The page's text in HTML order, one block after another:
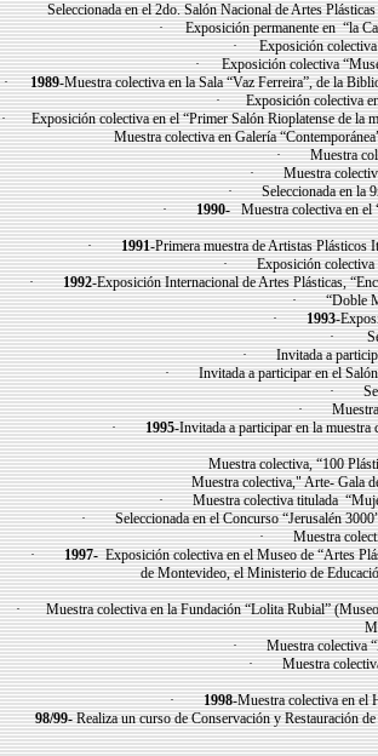
Seleccionada en el 2do. Salón Nacional de Artes
· Exposición permanente en “la
· Exposición colectiva
· Exposición colectiva
·1989-Muestra colectiva en la Sala “Vaz Ferreira”, de la
· Exposición colectiva en
· Exposición colectiva en el “Primer Salón Rioplatense de la
Muestra colectiva en Galería
· Muestra
· Muestra colectiva
· Seleccionada en la
·1990-Muestra colectiva en el
·1991-Primera muestra de Artistas
· Exposición colectiva
·1992-Exposición Internacional de Artes Plásticas,
· “Doble
·1993-
·
· Invitada a participar
· Invitada a participar en el Salón
·
· Muestra
·1995-Invitada a participar en la
Muestra colectiva, “100
Muestra colectiva," Arte- Gala
· Muestra colectiva titulada
· Seleccionada en el Concurso “Jerusalén
· Muestra
·1997-Exposición colectiva en el Museo de “Artes
de Montevideo, el Ministerio de
· Muestra colectiva en la Fundación “Lolita Rubial”
· Muestra colectiva
· Muestra colectiva
·1998-Muestra colectiva en el
98/99-Realiza un curso de Conservación y Restauración